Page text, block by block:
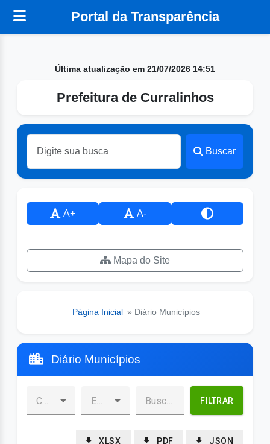
Portal da Transparência
Última atualização em 21/07/2026 14:51
Prefeitura de Curralinhos
Buscar
A+ A-
Mapa do Site
Página Inicial » Diário Municípios
Diário Municípios
FILTRAR
XLSX PDF JSON